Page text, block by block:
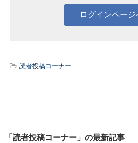
読者投稿コーナー
「読者投稿コーナー」の最新記事